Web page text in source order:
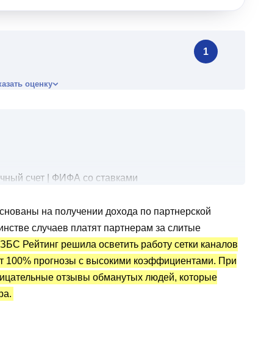
1
оценку
счет | ФИФА со ставками
и отзывы о ставках
на получении дохода по партнерской
случаев платят партнерам за слитые
Рейтинг решила осветить работу сетки каналов
100% прогнозы с высокими коэффициентами. При
отзывы обманутых людей, которые